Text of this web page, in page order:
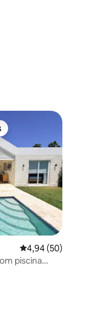
dos hóspedes
4,94 de uma
4,94 (50)
piscina